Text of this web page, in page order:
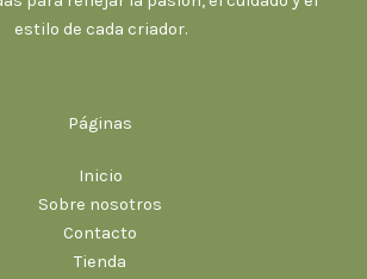
estilo de cada criador.
Páginas
Inicio
Sobre nosotros
Contacto
Tienda